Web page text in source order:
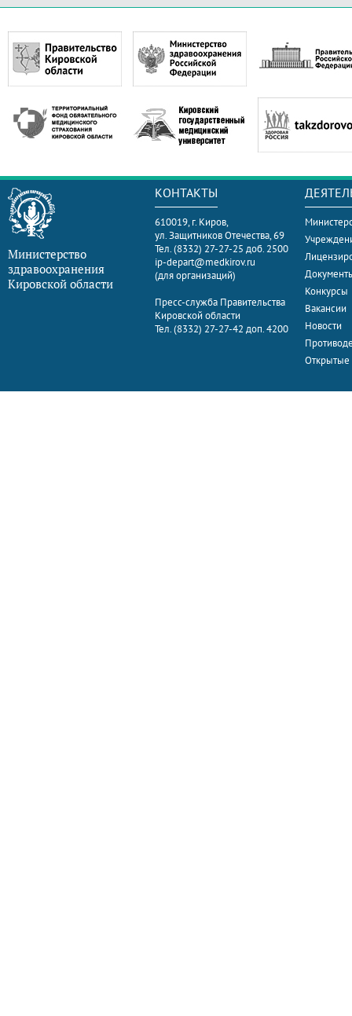
Министерство
здравоохранения
Кировской области
КОНТАКТЫ
610019, г. Киров,
ул. Защитников Отечества, 69
Тел. (8332) 27-27-25 доб. 2500
ip-depart@medkirov.ru
(для организаций)
Пресс-служба Правительства
Кировской области
Тел. (8332) 27-27-42 доп. 4200
Конкурсы
Вакансии
Новости